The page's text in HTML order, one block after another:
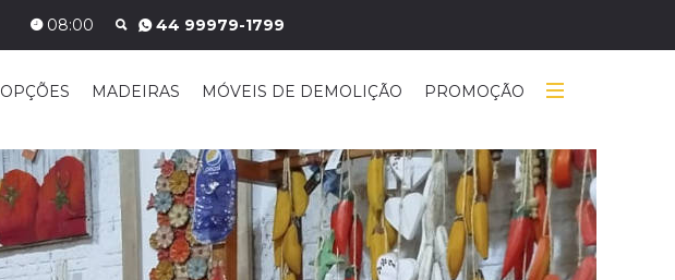
08:00 44 99979-1799
OPÇÕES MADEIRAS MÓVEIS DE DEMOLIÇÃO PROMOÇÃO